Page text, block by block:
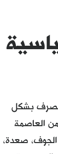
بشكل
العاصمة
الجوف، صعدة،